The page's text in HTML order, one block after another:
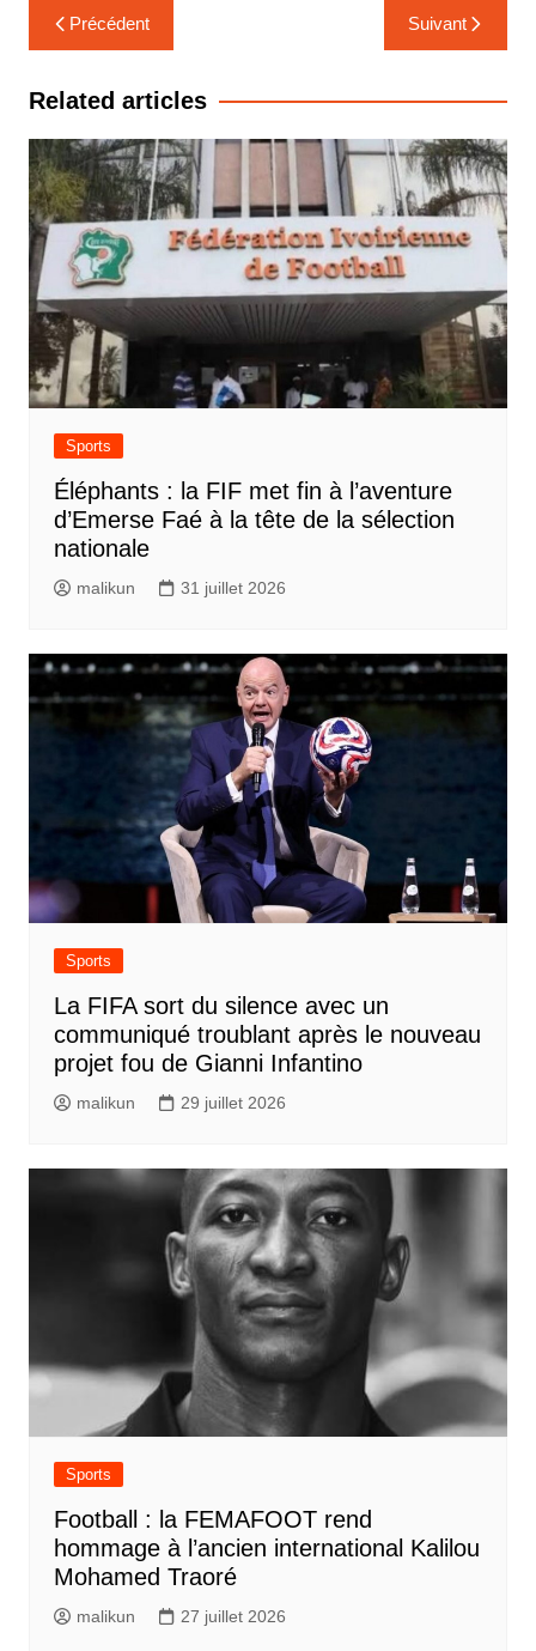
Navigation
de
l’article
Précédent Suivant
Related articles
Sports
Éléphants : la FIF met fin à l’aventure
d’Emerse Faé à la tête de la sélection
nationale
malikun 31 juillet 2026
Sports
La FIFA sort du silence avec un
communiqué troublant après le nouveau
projet fou de Gianni Infantino
malikun 29 juillet 2026
Sports
Football : la FEMAFOOT rend
hommage à l’ancien international Kalilou
Mohamed Traoré
malikun 27 juillet 2026